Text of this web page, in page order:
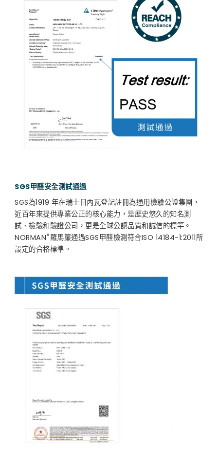
SGS甲醛安全測試通過
SGS為1919 年在瑞士日內瓦登記註冊為通用檢驗公證集團，
近百年來提供專業公正的核心能力，是歷史悠久的知名測
試、檢驗和驗證公司，更是全球公認品質和誠信的標竿。
NORMAN® 羅馬簾通過SGS甲醛檢測符合ISO 14184-1:2011所
設定的合格標準。